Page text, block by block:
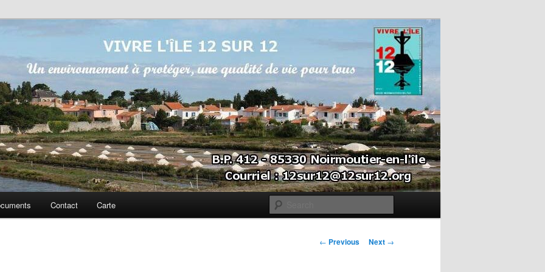
12
Contact Carte
Post navigation
← Previous Next →